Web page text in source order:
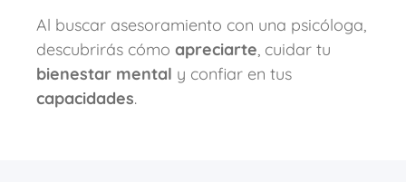
Al buscar asesoramiento con una psicóloga,
descubrirás cómo apreciarte, cuidar tu
bienestar mental y confiar en tus
capacidades.